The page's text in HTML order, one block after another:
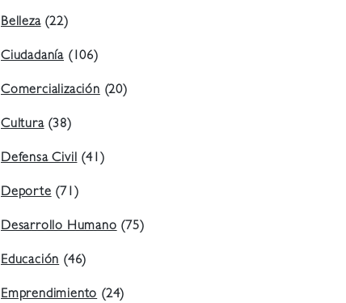
Belleza(22)
Ciudadanía (106)
Comercialización(20)
Cultura(38)
Defensa Civil(41)
Deporte(71)
Desarrollo Humano(75)
Educación(46)
Emprendimiento(24)